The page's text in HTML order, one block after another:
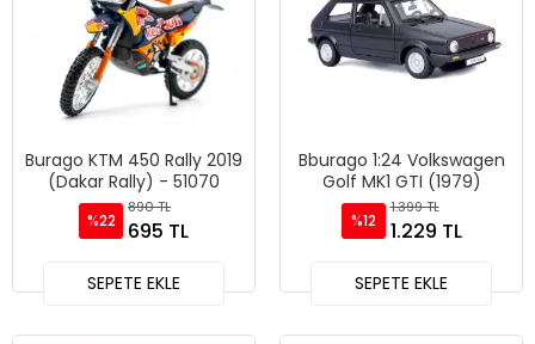
Burago KTM 450 Rally 2019
(Dakar Rally) - 51070
%22
890 TL
695 TL
SEPETE EKLE
Bburago 1:24 Volkswagen
Golf MK1 GTI (1979)
%12
1.399 TL
1.229 TL
SEPETE EKLE